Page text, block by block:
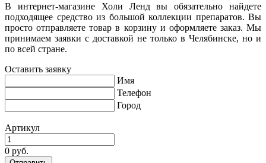
В интернет-магазине Холи Ленд вы обязательно найдете
подходящее средство из большой коллекции препаратов. Вы
просто отправляете товар в корзину и оформляете заказ. Мы
принимаем заявки с доставкой не только в Челябинске, но и
по всей стране.
Оставить заявку
Имя
Телефон
Город
Артикул
0 руб.